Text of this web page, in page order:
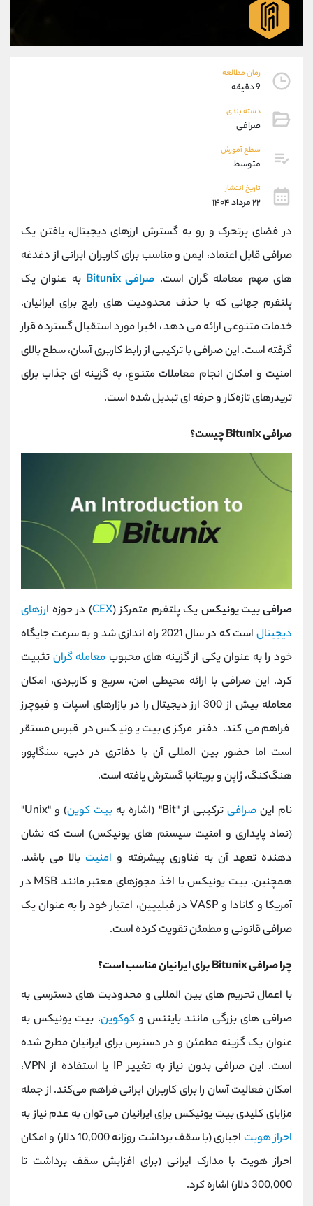
زمان مطالعه
9 دقیقه
دسته بندی
صرافی
سطح آموزش
متوسط
تاریخ انتشار
۲۲ مرداد ۱۴۰۴
در فضای پرتحرک و رو به گسترش ارزهای دیجیتال، یافتن یک
صرافی قابل اعتماد، ایمن و مناسب برای کاربران ایرانی از دغدغه
‌های مهم معامله ‌گران است. صرافی Bitunix
به عنوان یک
پلتفرم جهانی که با حذف محدودیت‌ های رایج برای ایرانیان،
خدمات متنوعی ارائه می ‌دهد، اخیرا مورد استقبال گسترده قرار
گرفته است. این صرافی با ترکیبی از رابط کاربری آسان، سطح بالای
امنیت و امکان انجام معاملات متنوع، به گزینه ‌ای جذاب برای
تریدرهای تازه‌کار و حرفه ‌ای تبدیل شده است.
صرافی Bitunix چیست؟
صرافی بیت ‌یونیکس یک پلتفرم متمرکز (CEX) در حوزه ارزهای
دیجیتال
است که در سال 2021 راه ‌اندازی شد و به ‌سرعت جایگاه
خود را به ‌عنوان یکی از گزینه‌ های محبوب معامله‌ گران تثبیت
کرد. این صرافی با ارائه محیطی امن، سریع و کاربردی، امکان
معامله بیش از 300 ارز دیجیتال را در بازارهای اسپات و فیوچرز
فراهم می‌کند. دفتر مرکزی بیت ‌یونیکس در قبرس مستقر
است اما حضور بین ‌المللی آن با دفاتری در دبی، سنگاپور،
هنگ‌کنگ، ژاپن و بریتانیا گسترش یافته است.
نام اینصرافی ترکیبی از "Bit" (اشاره به بیت‌ کوین
) و "Unix"
(نماد پایداری و امنیت سیستم‌ های یونیکس) است که نشان‌
دهنده تعهد آن به فناوری پیشرفته و امنیت بالا می‌ باشد.
همچنین، بیت ‌یونیکس با اخذ مجوزهای معتبر مانند MSB در
آمریکا و کانادا و VASP در فیلیپین، اعتبار خود را به ‌عنوان یک
صرافی قانونی و مطمئن تقویت کرده است.
چرا صرافی Bitunix برای ایرانیان مناسب است؟
با اعمال تحریم ‌های بین ‌المللی و محدودیت‌ های دسترسی به
صرافی ‌های بزرگی مانند بایننس وکوکوین، بیت ‌یونیکس به
عنوان یک گزینه مطمئن و در دسترس برای ایرانیان مطرح شده
است. این صرافی بدون نیاز به تغییر IP یا استفاده از VPN،
امکان فعالیت آسان را برای کاربران ایرانی فراهم می‌کند. از جمله
مزایای کلیدی بیت ‌یونیکس برای ایرانیان می ‌توان به عدم نیاز به
احراز هویت
اجباری (با سقف برداشت روزانه 10,000 دلار) و امکان
احراز هویت با مدارک ایرانی (برای افزایش سقف برداشت تا
300,000 دلار) اشاره کرد.
واتساپ
تلگرام
پشتیبان فروش
موبایل
اطلاعات تماس
تلفن 021-22021030
021-22021040
بدون پیش شماره
اینستاگرام @alireza.mehrabii
کانال تلگرام @alirezamehrabi_com
@alirezamehrabi_official